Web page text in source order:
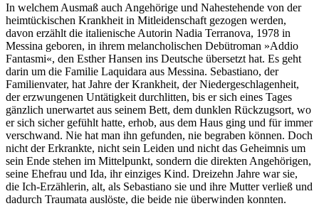
In welchem Ausmaß auch Angehörige und Nahe­stehende von der
heimtücki­schen Krankheit in Mitleiden­schaft gezogen werden,
davon erzählt die italie­nische Autorin Nadia Terranova, 1978 in
Messina geboren, in ihrem melan­choli­schen Debüt­roman »Addio
Fantasmi«, den Esther Hansen ins Deutsche übersetzt hat. Es geht
darin um die Familie Laquidara aus Messina. Sebas­tiano, der
Familien­vater, hat Jahre der Krankheit, der Nieder­geschlagen­heit,
der erzwun­genen Untätig­keit durch­litten, bis er sich eines Tages
gänzlich uner­wartet aus seinem Bett, dem dunklen Rück­zugsort, wo
er sich sicher gefühlt hatte, erhob, aus dem Haus ging und für immer
ver­schwand. Nie hat man ihn gefunden, nie begraben können. Doch
nicht der Erkrankte, nicht sein Leiden und nicht das Geheimnis um
sein Ende stehen im Mittel­punkt, sondern die direkten Ange­hörigen,
seine Ehefrau und Ida, ihr einziges Kind. Dreizehn Jahre war sie,
die Ich-Erzäh­lerin, alt, als Sebas­tiano sie und ihre Mutter verließ und
dadurch Traumata auslöste, die beide nie über­winden konnten.